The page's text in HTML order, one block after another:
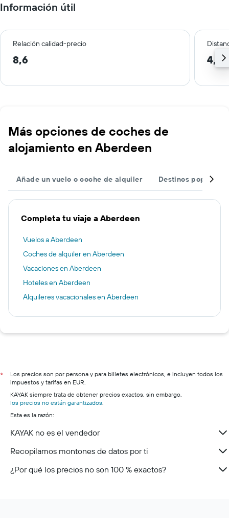
Información útil
Relación calidad-precio
8,6 4,3
Más opciones de coches de
alojamiento en Aberdeen
Añade un vuelo o coche de alquiler Destinos populares
Completa tu viaje a Aberdeen
Vuelos a Aberdeen
Coches de alquiler en Aberdeen
Vacaciones en Aberdeen
Hoteles en Aberdeen
Alquileres vacacionales en Aberdeen
*
Los precios son por persona y para billetes electrónicos, e incluyen todos los
impuestos y tarifas en EUR.
KAYAK siempre trata de obtener precios exactos, sin embargo,
los precios no están garantizados.
Esta es la razón:
KAYAK no es el vendedor
Recopilamos montones de datos por ti
¿Por qué los precios no son 100 % exactos?